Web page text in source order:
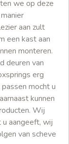
we op deze
aan zult
een kast aan
monteren.
deuren van
erg
mocht u
kunnen
Wij
aangeeft, wij
van scheve